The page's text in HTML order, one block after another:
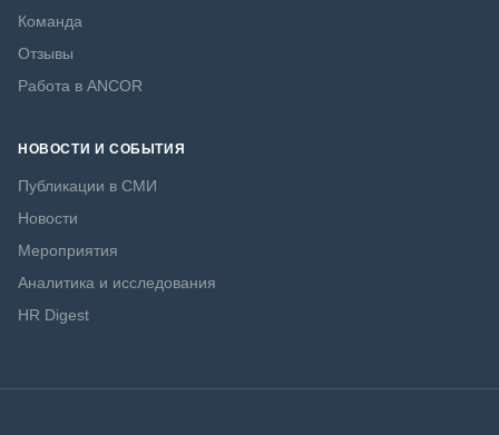
Команда
Отзывы
Работа в ANCOR
НОВОСТИ И СОБЫТИЯ
Публикации в СМИ
Новости
Мероприятия
Аналитика и исследования
HR Digest